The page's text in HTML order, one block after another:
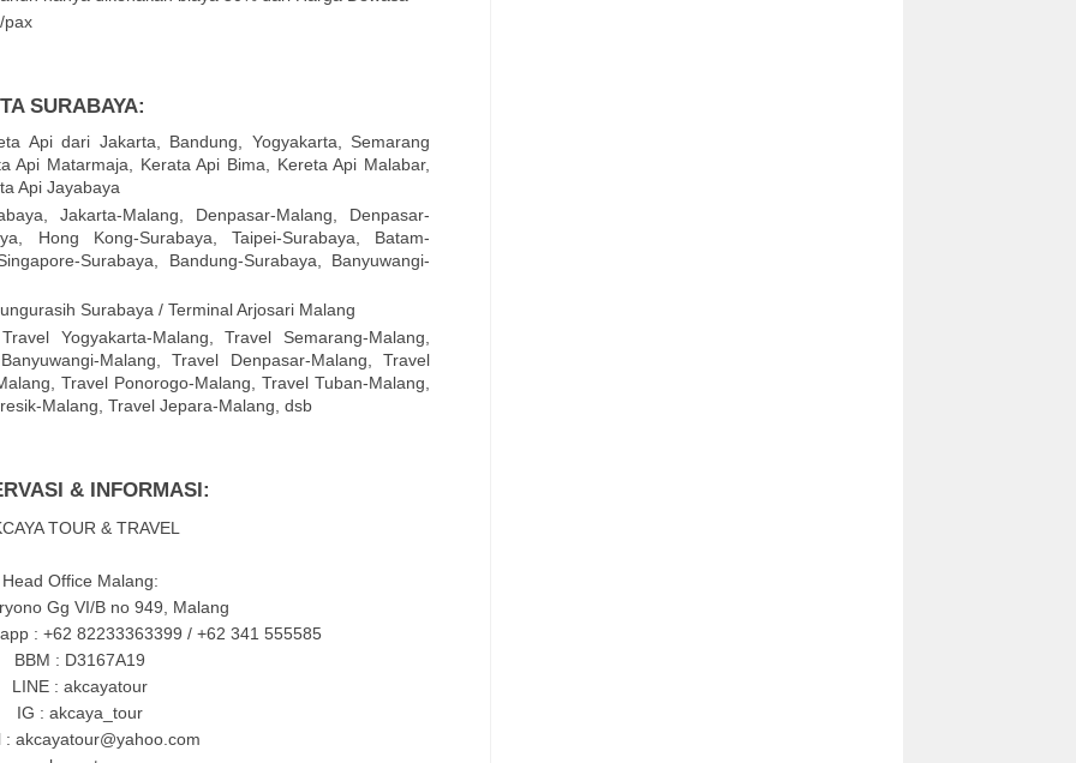
pax
SURABAYA:
Api dari Jakarta, Bandung, Yogyakarta, Semarang
Api Matarmaja, Kerata Api Bima, Kereta Api Malabar,
Api Jayabaya
Jakarta-Malang, Denpasar-Malang, Denpasar-
Hong Kong-Surabaya, Taipei-Surabaya, Batam-
Surabaya, Bandung-Surabaya, Banyuwangi-
Surabaya / Terminal Arjosari Malang
Yogyakarta-Malang, Travel Semarang-Malang,
Malang, Travel Denpasar-Malang, Travel
Travel Ponorogo-Malang, Travel Tuban-Malang,
Malang, Travel Jepara-Malang, dsb
& INFORMASI:
TOUR & TRAVEL
Head Office Malang:
Gg VI/B no 949, Malang
: +62 82233363399 / +62 341 555585
BBM : D3167A19
LINE : akcayatour
IG : akcaya_tour
: akcayatour@yahoo.com